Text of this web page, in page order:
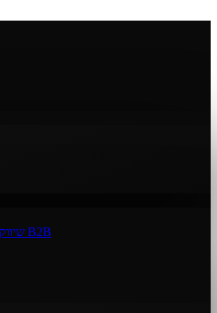
שיווק B2B